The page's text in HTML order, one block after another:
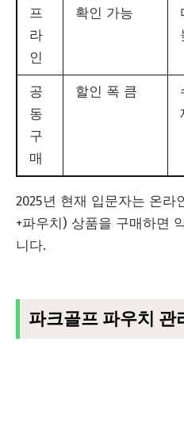
프
라
인
확인 가능
공
동
구
매
할인 폭 큼
2025년 현재 입문자는 온라
+파우치) 상품을 구매하면
니다.
파크골프 파우치 관